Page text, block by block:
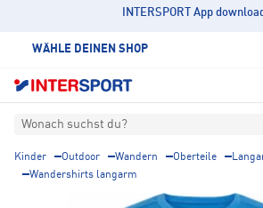
INTERSPORT App
WÄHLE DEINEN SHOP
Wonach suchst du?
Kinder Outdoor Wandern Oberteile
Wandershirts langarm